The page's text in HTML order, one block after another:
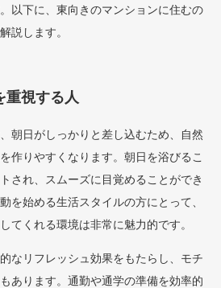
以下に、東向きのマンションに住むの
説します。
重視する人
朝日がしっかりと差し込むため、自然
作りやすくなります。朝日を浴びるこ
され、スムーズに目覚めることができ
を始める生活スタイルの方にとって、
てくれる環境は非常に魅力的です。
なリフレッシュ効果をもたらし、モチ
あります。通勤や通学の準備を効率的